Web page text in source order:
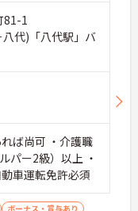
81-1
代)「八代駅」バ
ば尚可 ・介護職
パー2級）以上 ・
車運転免許必須
ボーナス・賞与あり